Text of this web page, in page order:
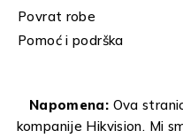
Povrat robe
Pomoć i podrška
Napomena: Ova
kompanije Hikvision. Mi